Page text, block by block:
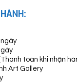
ngày
toán khi nhận
Art Gallery